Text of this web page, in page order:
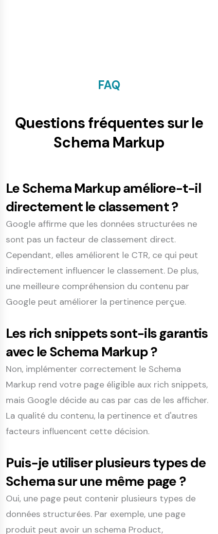
FAQ
Questions fréquentes sur le
Schema Markup
Le Schema Markup améliore-t-il
directement le classement ?
Google affirme que les données structurées ne
sont pas un facteur de classement direct.
Cependant, elles améliorent le CTR, ce qui peut
indirectement influencer le classement. De plus,
une meilleure compréhension du contenu par
Google peut améliorer la pertinence perçue.
Les rich snippets sont-ils garantis
avec le Schema Markup ?
Non, implémenter correctement le Schema
Markup rend votre page éligible aux rich snippets,
mais Google décide au cas par cas de les afficher.
La qualité du contenu, la pertinence et d'autres
facteurs influencent cette décision.
Puis-je utiliser plusieurs types de
Schema sur une même page ?
Oui, une page peut contenir plusieurs types de
données structurées. Par exemple, une page
produit peut avoir un schema Product,